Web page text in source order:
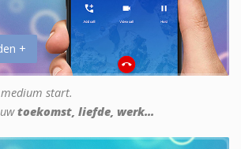
+
start.
toekomst, liefde, werk...